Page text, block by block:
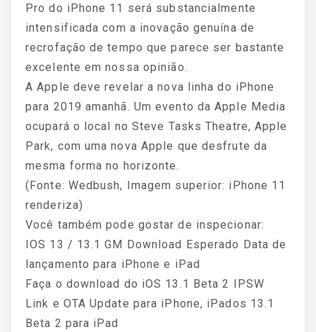
Pro do iPhone 11 será substancialmente
intensificada com a inovação genuína de
recrofação de tempo que parece ser bastante
excelente em nossa opinião.
A Apple deve revelar a nova linha do iPhone
para 2019 amanhã. Um evento da Apple Media
ocupará o local no Steve Tasks Theatre, Apple
Park, com uma nova Apple que desfrute da
mesma forma no horizonte.
(Fonte: Wedbush, Imagem superior: iPhone 11
renderiza)
Você também pode gostar de inspecionar:
IOS 13 / 13.1 GM Download Esperado Data de
lançamento para iPhone e iPad
Faça o download do iOS 13.1 Beta 2 IPSW
Link e OTA Update para iPhone, iPados 13.1
Beta 2 para iPad